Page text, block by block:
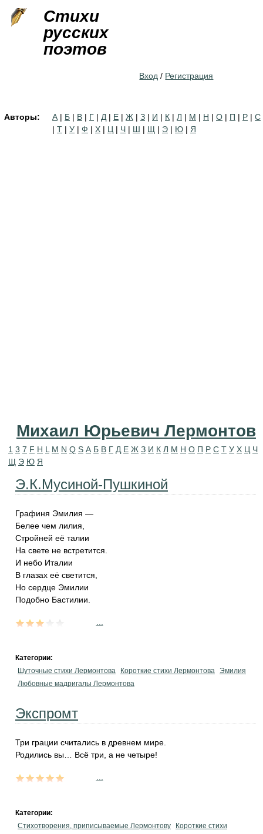
Стихи
русских
поэтов
Вход / Регистрация
Авторы: А | Б | В | Г | Д | Е | Ж | З | И | К | Л | М | Н | О | П | Р | С
| Т | У | Ф | Х | Ц | Ч | Ш | Щ | Э | Ю | Я
Михаил Юрьевич Лермонтов
1 3 7 F H L M N Q S А Б В Г Д Е Ж З И К Л М Н О П Р С Т У Х Ц Ч
Щ Э Ю Я
Э.К.Мусиной-Пушкиной
Графиня Эмилия —
Белее чем лилия,
Стройней её талии
На свете не встретится.
И небо Италии
В глазах её светится,
Но сердце Эмилии
Подобно Бастилии.
Категории:
Шуточные стихи Лермонтова
Короткие стихи Лермонтова Эмилия
Любовные мадригалы Лермонтова
Экспромт
Три грации считались в древнем мире.
Родились вы… Всё три, а не четыре!
Категории:
Стихотворения, приписываемые Лермонтову
Короткие стихи